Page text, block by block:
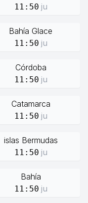
11:50 ju
Bahía Glace
11:50 ju
Córdoba
11:50 ju
Catamarca
11:50 ju
islas Bermudas
11:50 ju
Bahía
11:50 ju